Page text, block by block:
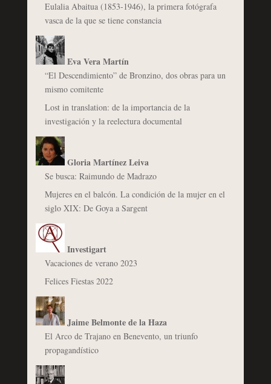
Eulalia Abaitua (1853-1946), la primera fotógrafa
vasca de la que se tiene constancia
Eva Vera Martín
“El Descendimiento” de Bronzino, dos obras para un
mismo comitente
Lost in translation: de la importancia de la
investigación y la reelectura documental
Gloria Martínez Leiva
Se busca: Raimundo de Madrazo
Mujeres en el balcón. La condición de la mujer en el
siglo XIX: De Goya a Sargent
Investigart
Vacaciones de verano 2023
Felices Fiestas 2022
Jaime Belmonte de la Haza
El Arco de Trajano en Benevento, un triunfo
propagandístico